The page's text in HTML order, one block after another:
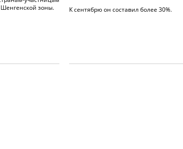
зоны.
К сентябрю он составил более 30%.